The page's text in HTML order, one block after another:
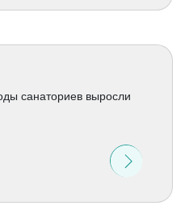
санаториев выросли